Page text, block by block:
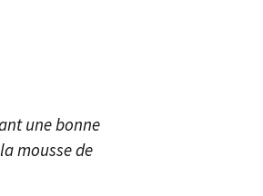
une bonne
mousse de